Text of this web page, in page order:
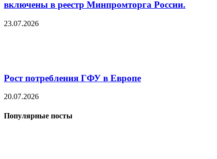
включены в реестр Минпромторга России.
23.07.2026
Рост потребления ГФУ в Европе
20.07.2026
Популярные посты